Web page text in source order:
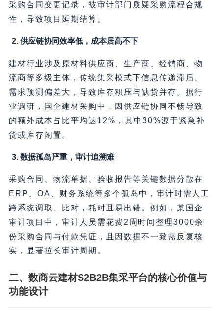
采购合同变更记录，被审计部门质疑采购流程合规
性，导致项目延期结算。
2. 供应链协同效率低，成本居高不下
建材行业涉及原材料供应商、生产商、经销商、物
流商等多级主体，传统集采模式下信息传递滞后、
需求预测偏差大，导致库存积压与缺货并存。据行
业调研，国企建材采购中，因供应链协同不畅导致
的额外成本占比平均达12%，其中30%源于紧急补
货或库存闲置。
3. 数据孤岛严重，审计追溯难
采购合同、物流单据、验收报告等关键数据分散在
ERP、OA、财务系统等多个孤岛中，审计时需人工
跨系统调取、比对，耗时且易出错。例如，某国企
审计项目中，审计人员需花费2周时间整理3000余
份采购合同与付款凭证，且因数据不一致需反复核
实，显著拉长审计周期。
二、数商云建材S2B2B集采平台的核心价值与
功能设计